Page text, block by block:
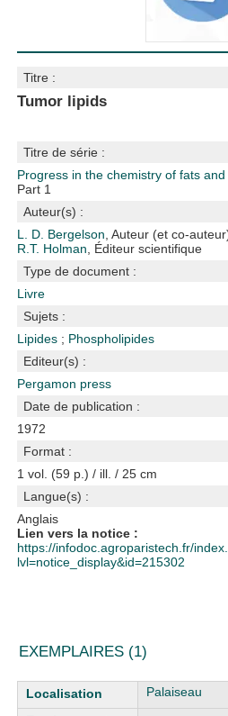
Titre :
Tumor lipids
Titre de série :
Progress in the chemistry of fats
Part 1
Auteur(s) :
L. D. Bergelson , Auteur (et co-
R.T. Holman , Éditeur scientifique
Type de document :
Livre
Sujets :
Lipides ; Phospholipides
Editeur(s) :
Pergamon press
Date de publication :
1972
Format :
1 vol. (59 p.) / ill. / 25 cm
Langue(s) :
Anglais
Lien vers la notice :
https://infodoc.agroparistech.fr/
lvl=notice_display&id=215302
EXEMPLAIRES (1)
Liste des exemplaires Palaiseau